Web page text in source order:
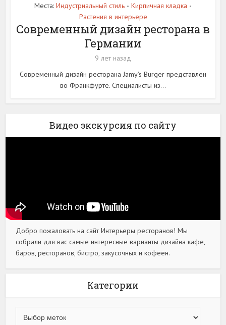
Места: Индустриальный стиль • Кирпичная кладка •
Растения в интерьере
Современный дизайн ресторана в
Германии
9 лет назад
Современный дизайн ресторана Jamy’s Burger представлен
во Франкфурте. Специалисты из...
Видео экскурсия по сайту
Добро пожаловать на сайт Интерьеры ресторанов! Мы
собрали для вас самые интересные варианты дизайна кафе,
баров, ресторанов, бистро, закусочных и кофеен.
Категории